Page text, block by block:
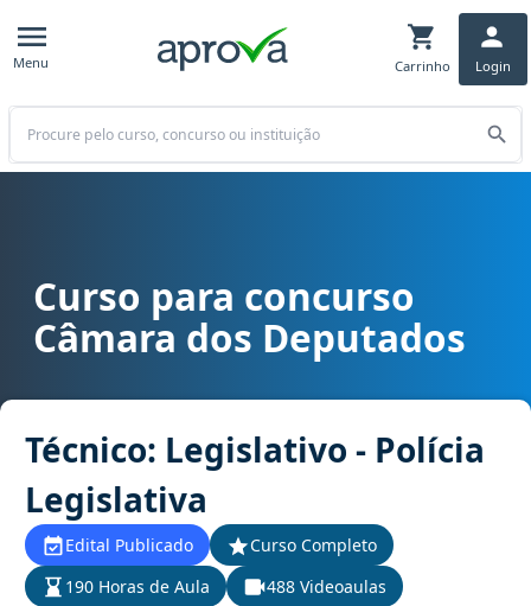
Menu Carrinho Login
Buscar
Curso para concurso Câmara dos Deputados cargo Técnico:
Curso para concurso
Câmara dos Deputados
Técnico: Legislativo - Polícia
Legislativa
Edital Publicado
Curso Completo
190 Horas de Aula
488 Videoaulas